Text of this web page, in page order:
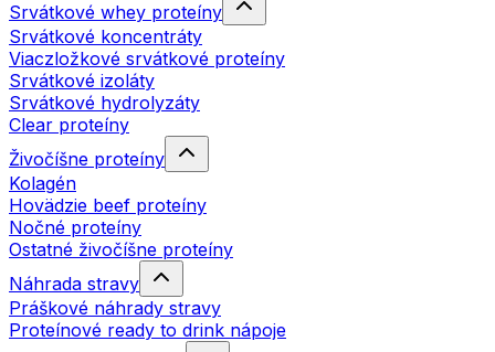
Srvátkové whey proteíny
Srvátkové koncentráty
Viaczložkové srvátkové proteíny
Srvátkové izoláty
Srvátkové hydrolyzáty
Clear proteíny
Živočíšne proteíny
Kolagén
Hovädzie beef proteíny
Nočné proteíny
Ostatné živočíšne proteíny
Náhrada stravy
Práškové náhrady stravy
Proteínové ready to drink nápoje